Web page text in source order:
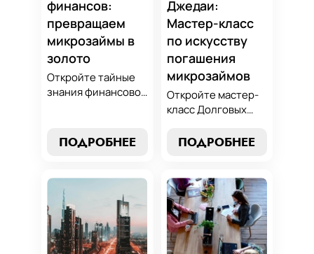
финансов:
превращаем
микрозаймы в
золото
Откройте тайные
знания финансовой
превращать
обязательства по
золотые
возможности.
Погрузитесь в мир
умного управления
долгами с нашим
ПОДРОБНЕЕ
Джедаи:
Мастер-класс
по искусству
погашения
микрозаймов
Откройте мастер-
класс Долговых
погашению
финансового
равновесия.
Узнайте, как
управлять долгами
и достичь
ПОДРОБНЕЕ